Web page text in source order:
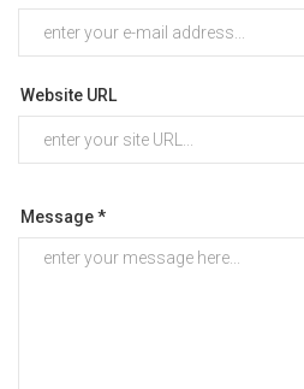
Website URL
Message *